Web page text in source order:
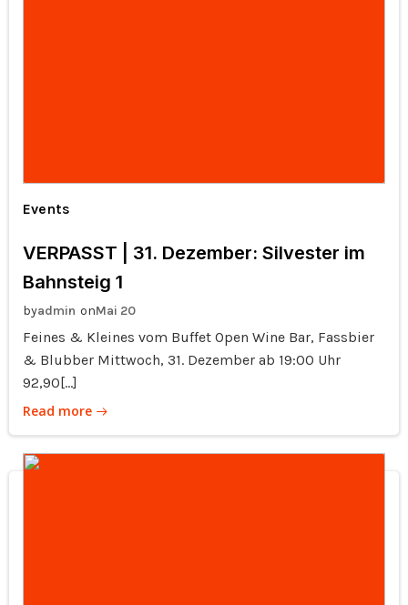
Events
VERPASST | 31. Dezember: Silvester im
Bahnsteig 1
byadmin onMai 20
Feines & Kleines vom Buffet Open Wine Bar, Fassbier
& Blubber Mittwoch, 31. Dezember ab 19:00 Uhr
92,90[…]
Read more